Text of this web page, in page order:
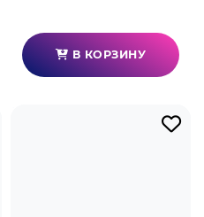
В КОРЗИНУ